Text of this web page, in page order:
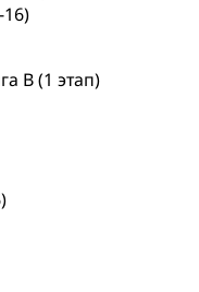
В (1 этап)